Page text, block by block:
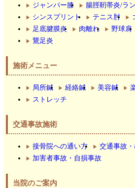
ジャンパー膝
腸脛靭帯炎/ラ
シンスプリント
テニス肘
足底腱膜炎
肉離れ 野球肩
鵞足炎
施術メニュー
局所鍼 経絡鍼 美容鍼
ストレッチ
交通事故施術
接骨院への通い方
交通事故
加害者事故・自損事故
当院のご案内